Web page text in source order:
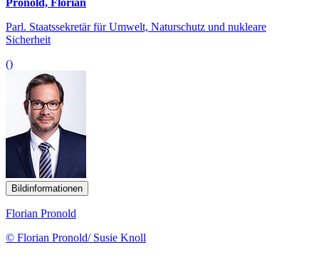
Pronold, Florian
Parl. Staatssekretär für Umwelt, Naturschutz und nukleare
Sicherheit
()
Bildinformationen
Florian Pronold
© Florian Pronold/ Susie Knoll